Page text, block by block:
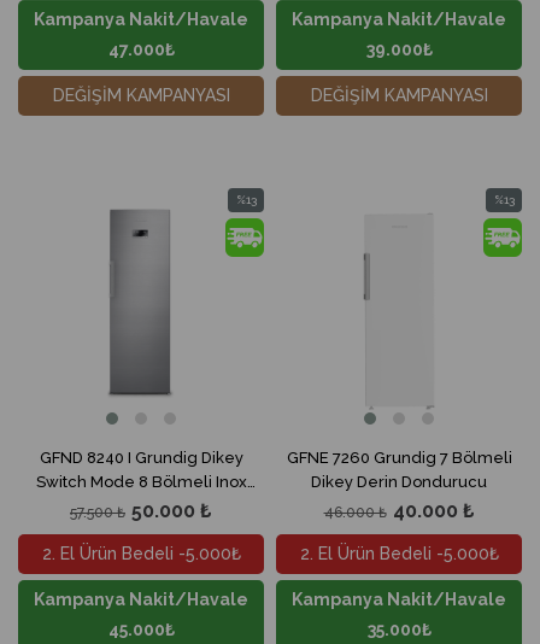
Kampanya Nakit/Havale
47.000₺
DEĞİŞİM KAMPANYASI
Kampanya Nakit/Havale
39.000₺
DEĞİŞİM KAMPANYASI
GFND 8240 I Grundig Dikey
Switch Mode 8 Bölmeli Inox
Derin Dondurucu
50.000 ₺
57.500 ₺
%13
İndirim
%13İndirim
2. El Ürün Bedeli -5.000₺
Kampanya Nakit/Havale
45.000₺
GFNE 7260 Grundig 7 Bölmeli
Dikey Derin Dondurucu
40.000 ₺
46.000 ₺
%13
İndirim
2. El Ürün Bedeli -5.000₺
Kampanya Nakit/Havale
35.000₺